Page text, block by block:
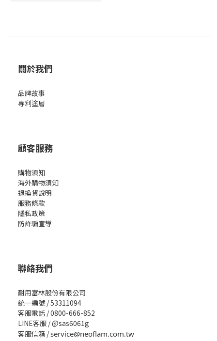
關於我們
品牌故事
專利塗層
顧客服務
購物須知
海外購物須知
退換貨說明
服務條款
隱私政策
防詐騙宣導
聯絡我們
耐用富林股份有限公司
統一編號 / 53311094
客服電話 / 0800-666-852
LINE客服 / @sas6061g
客服信箱 /service@neoflam.com.tw